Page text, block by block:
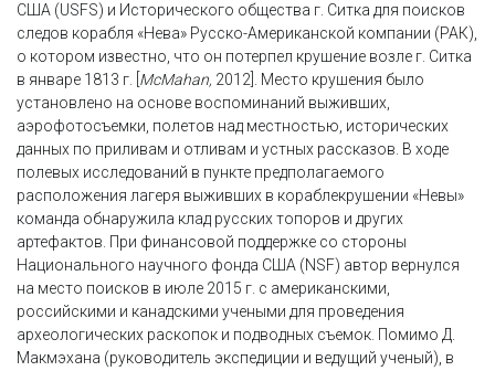
США (USFS) и Исторического общества г. Ситка для поисков
следов корабля «Нева» Русско-Американской компании (РАК),
о котором известно, что он потерпел крушение возле г. Ситка
в январе 1813 г. [ McMahan, 2012]. Место крушения было
установлено на основе воспоминаний выживших,
аэрофотосъемки, полетов над местностью, исторических
данных по приливам и отливам и устных рассказов. В ходе
полевых исследований в пункте предполагаемого
расположения лагеря выживших в кораблекрушении «Невы»
команда обнаружила клад русских топоров и других
артефактов. При финансовой поддержке со стороны
Национального научного фонда США (NSF) автор вернулся
на место поисков в июле 2015 г. с американскими,
российскими и канадскими учеными для проведения
археологических раскопок и подводных съемок. Помимо Д.
Макмэхана (руководитель экспедиции и ведущий ученый), в